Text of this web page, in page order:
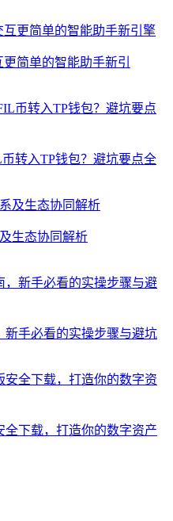
简单的智能助手新引
转入TP钱包？避坑要点全
生态协同解析
新手必看的实操步骤与避坑
全下载，打造你的数字资产